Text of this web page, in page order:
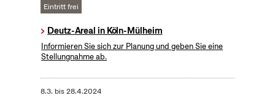
Eintritt frei
Deutz-Areal in Köln-Mülheim
Informieren Sie sich zur Planung und geben Sie eine
Stellungnahme ab.
8.3. bis28.4.2024